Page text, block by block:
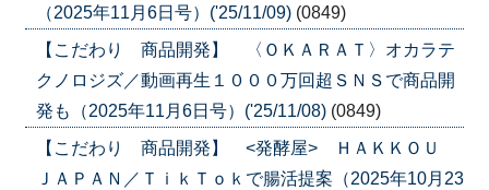
（2025年11月6日号）('25/11/09) (0849)
【こだわり 商品開発】 〈ＯＫＡＲＡＴ〉オカラテ
クノロジズ／動画再生１０００万回超ＳＮＳで商品開
発も（2025年11月6日号）('25/11/08) (0849)
【こだわり 商品開発】 <発酵屋> ＨＡＫＫＯＵ
ＪＡＰＡＮ／ＴｉｋＴｏｋで腸活提案（2025年10月23